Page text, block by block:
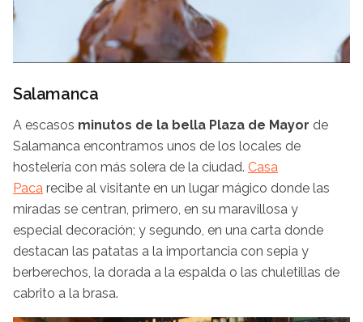
Salamanca
A escasos minutos de la bella Plaza de Mayor de
Salamanca encontramos unos de los locales de
hostelería con más solera de la ciudad. Casa
Paca recibe al visitante en un lugar mágico donde las
miradas se centran, primero, en su maravillosa y
especial decoración; y segundo, en una carta donde
destacan las patatas a la importancia con sepia y
berberechos, la dorada a la espalda o las chuletillas de
cabrito a la brasa.